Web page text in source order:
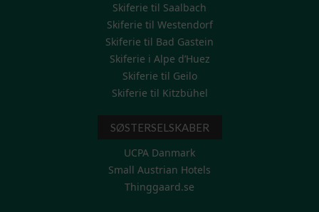
Skiferie til Saalbach
Skiferie til Westendorf
Skiferie til Bad Gastein
Skiferie i Alpe d’Huez
Skiferie til Geilo
Skiferie til Kitzbühel
SØSTERSELSKABER
UCPA Danmark
Small Austrian Hotels
Thinggaard.se